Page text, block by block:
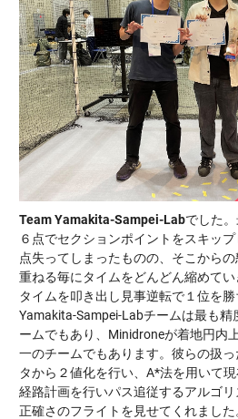
Team Yamakita-Sampei-Labでした
６点でセクションポイントをスキッ
点失ってしまったものの、そこから
重ねる毎にタイムをどんどん縮めて
タイムを叩き出し見事逆転で１位を
Yamakita-Sampei-Labチームは最も
ームでもあり、Minidroneが着地円内
一のチームでもあります。彼らの扱
タから２値化を行い、A*法を用いて
経路計画を行いパス追従するアルゴ
正確さのフライトを見せてくれました